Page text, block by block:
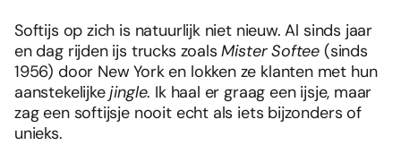
Softijs op zich is natuurlijk niet nieuw. Al sinds jaar
en dag rijden ijs trucks zoalsMister Softee (sinds
1956) door New York en lokken ze klanten met hun
aanstekelijkejingle. Ik haal er graag een ijsje, maar
zag een softijsje nooit echt als iets bijzonders of
unieks.